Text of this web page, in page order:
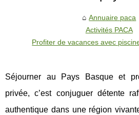
Annuaire paca
Activités PACA
Profiter de vacances avec
Séjourner au Pays Basque et
privée, c’est conjuguer détente
authentique dans une région